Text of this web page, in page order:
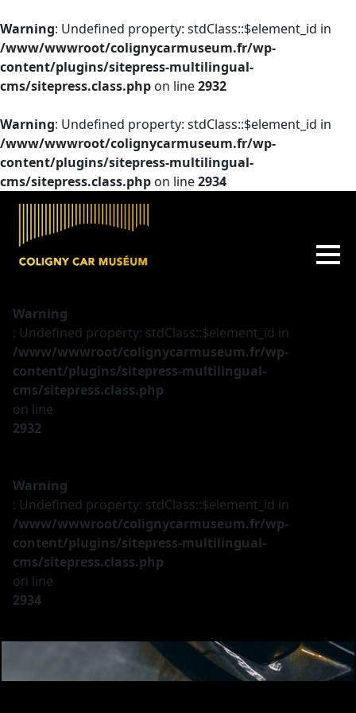
Warning: Undefined property: stdClass::$element_id in
/www/wwwroot/colignycarmuseum.fr/wp-
content/plugins/sitepress-multilingual-
cms/sitepress.class.php on line2932
Warning: Undefined property: stdClass::$element_id in
/www/wwwroot/colignycarmuseum.fr/wp-
content/plugins/sitepress-multilingual-
cms/sitepress.class.php on line2934
Warning
: Undefined property: stdClass::$element_id in
/www/wwwroot/colignycarmuseum.fr/wp-
content/plugins/sitepress-multilingual-
cms/sitepress.class.php
on line
2932
Warning
: Undefined property: stdClass::$element_id in
/www/wwwroot/colignycarmuseum.fr/wp-
content/plugins/sitepress-multilingual-
cms/sitepress.class.php
on line
2934
Le musée
Les véhicules
A vendre